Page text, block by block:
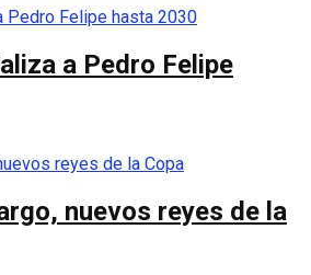
a Pedro Felipe
nuevos reyes de la